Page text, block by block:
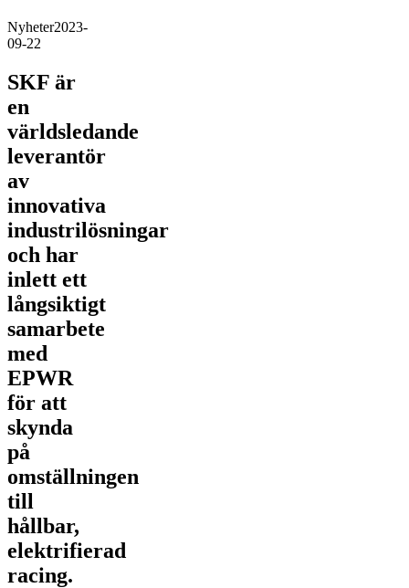
Nyheter2023-
09-22
SKF är
en
världsledande
leverantör
av
innovativa
industrilösningar
och har
inlett ett
långsiktigt
samarbete
med
EPWR
för att
skynda
på
omställningen
till
hållbar,
elektrifierad
racing.